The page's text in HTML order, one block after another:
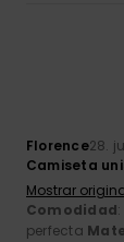
Florence28.
Camiseta
Mostrar
Comodidad
perfecta